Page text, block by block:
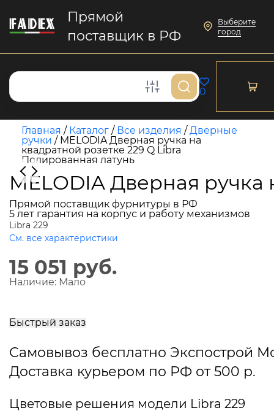
Прямой
поставщик в РФ
Выберите
город
0
Главная / Каталог / Все изделия /Дверные
ручки / MELODIA Дверная ручка на
квадратной розетке 229 Q Libra
Полированная латунь
MELODIA Дверная ручка
Прямой поставщик фурнитуры в РФ
5 лет гарантия на корпус и работу механизмов
Libra 229
См. все характеристики
15 051 руб.
Наличие: Мало
Быстрый заказ
Самовывоз бесплатно Экспострой
Доставка курьером по РФ от 500 р.
Цветовые решения модели Libra 229